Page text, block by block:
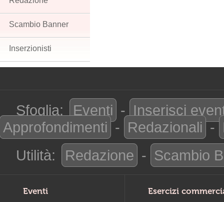
Scambio Banner
Inserzionisti
Sfoglia: Eventi - Inserisci
Approfondimenti - Redazionali -
Utilità:
Redazione - Scambio
Eventi Esercizi